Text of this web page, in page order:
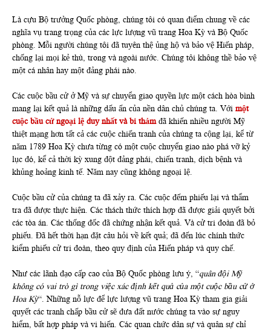
Là cựu Bộ trưởng Quốc phòng, chúng tôi có quan điểm chung về các
nghĩa vụ trang trọng của các lực lượng vũ trang Hoa Kỳ và Bộ Quốc
phòng. Mỗi người chúng tôi đã tuyên thệ ủng hộ và bảo vệ Hiến pháp,
chống lại mọi kẻ thù, trong và ngoài nước. Chúng tôi không thề bảo vệ
một cá nhân hay một đảng phái nào.
Các cuộc bầu cử ở Mỹ và sự chuyển giao quyền lực một cách hòa bình
mang lại kết quả là những dấu ấn của nền dân chủ chúng ta. Với một
cuộc bầu cử ngoại lệ duy nhất và bi thảmđã khiến nhiều người Mỹ
thiệt mạng hơn tất cả các cuộc chiến tranh của chúng ta cộng lại, kể từ
năm 1789 Hoa Kỳ chưa từng có một cuộc chuyển giao nào phá vỡ kỷ
lục đó, kể cả thời kỳ xung đột đảng phái, chiến tranh, dịch bệnh và
khủng hoảng kinh tế. Năm nay cũng không ngoại lệ.
Cuộc bầu cử của chúng ta đã xảy ra. Các cuộc đếm phiếu lại và thẩm
tra đã được thực hiện. Các thách thức thích hợp đã được giải quyết bởi
các tòa án. Các thống đốc đã chứng nhận kết quả. Và cử tri đoàn đã bỏ
phiếu. Đã hết thời hạn đặt câu hỏi về kết quả; đã đến lúc chính thức
kiểm phiếu cử tri đoàn, theo quy định của Hiến pháp và quy chế.
Như các lãnh đạo cấp cao của Bộ Quốc phòng lưu ý, “quân đội Mỹ
không có vai trò gì trong việc xác định kết quả của một cuộc bầu cử ở
Hoa Kỳ“. Những nỗ lực để lực lượng vũ trang Hoa Kỳ tham gia giải
quyết các tranh chấp bầu cử sẽ đưa đất nước chúng ta vào sự nguy
hiểm, bất hợp pháp và vi hiến. Các quan chức dân sự và quân sự chỉ